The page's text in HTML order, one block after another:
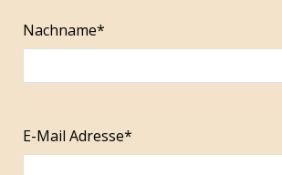
Nachname*
E-Mail Adresse*